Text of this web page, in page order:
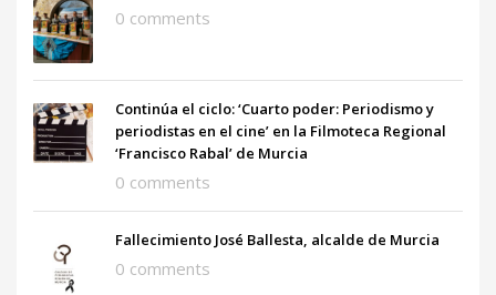
0 comments
Continúa el ciclo: ‘Cuarto poder: Periodismo y
periodistas en el cine’ en la Filmoteca Regional
‘Francisco Rabal’ de Murcia
0 comments
Fallecimiento José Ballesta, alcalde de Murcia
0 comments